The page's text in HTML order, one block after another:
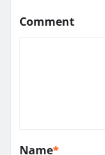
Comment
Name*